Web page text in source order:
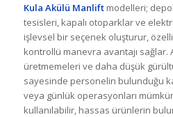
Kula Akülü Manliftmodelleri;
tesisleri, kapalı otoparklar ve
işlevsel bir seçenek oluşturur,
kontrollü manevra avantajı sağlar.
üretmemeleri ve daha düşük
sayesinde personelin bulunduğu
veya günlük operasyonları
kullanılabilir, hassas ürünlerin